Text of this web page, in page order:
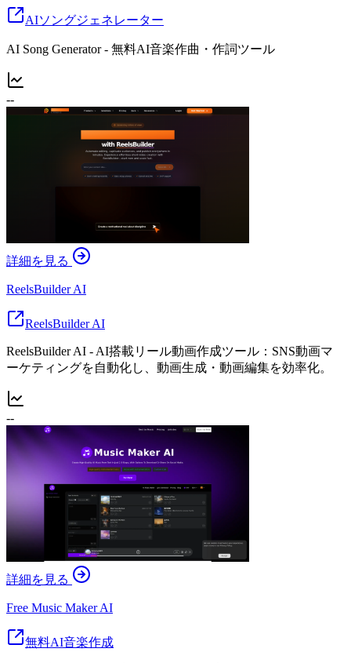
AIソングジェネレーター
AI Song Generator - 無料AI音楽作曲・作詞ツール
--
詳細を見る
ReelsBuilder AI
ReelsBuilder AI
ReelsBuilder AI - AI搭載リール動画作成ツール：SNS動画マ
ーケティングを自動化し、動画生成・動画編集を効率化。
--
詳細を見る
Free Music Maker AI
無料AI音楽作成